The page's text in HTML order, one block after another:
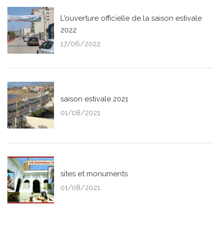
L'ouverture officielle de la saison estivale
2022
17/06/2022
saison estivale 2021
01/08/2021
sites et monuments
01/08/2021